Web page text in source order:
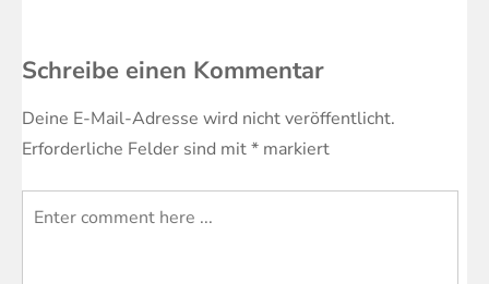
Schreibe einen Kommentar
Deine E-Mail-Adresse wird nicht veröffentlicht.
Erforderliche Felder sind mit* markiert